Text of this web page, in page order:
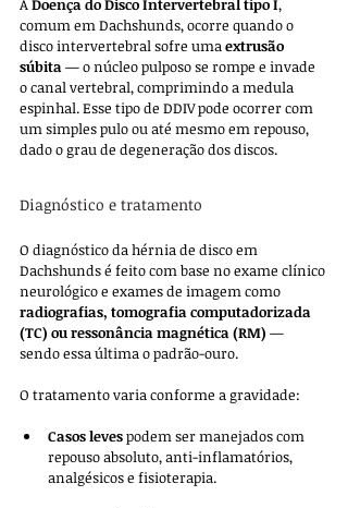
A Doença do Disco Intervertebral tipo I,
comum em Dachshunds, ocorre quando o
disco intervertebral sofre uma extrusão
súbita — o núcleo pulposo se rompe e invade
o canal vertebral, comprimindo a medula
espinhal. Esse tipo de DDIV pode ocorrer com
um simples pulo ou até mesmo em repouso,
dado o grau de degeneração dos discos.
Diagnóstico e tratamento
O diagnóstico da hérnia de disco em
Dachshunds é feito com base no exame clínico
neurológico e exames de imagem como
radiografias, tomografia computadorizada
(TC) ou ressonância magnética (RM) —
sendo essa última o padrão-ouro.
O tratamento varia conforme a gravidade:
Casos leves podem ser manejados com
repouso absoluto, anti-inflamatórios,
analgésicos e fisioterapia.